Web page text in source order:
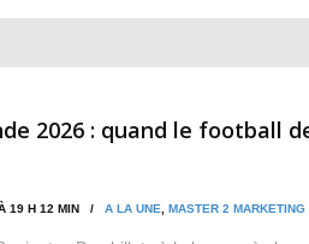
2026 : quand le football
19 H 12 MIN / A LA UNE MASTER 2